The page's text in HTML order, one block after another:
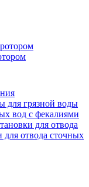
для грязной воды
вод c фекалиями
для отвода
для отвода сточных